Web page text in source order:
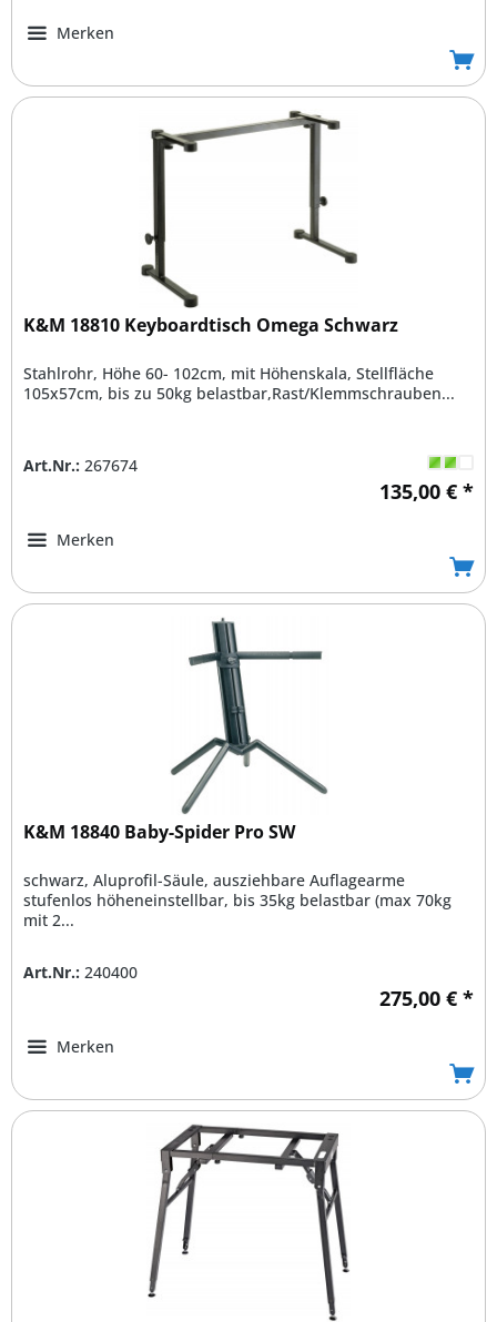
Merken
K&M 18810 Keyboardtisch Omega Schwarz
Stahlrohr, Höhe 60- 102cm, mit Höhenskala, Stellfläche
105x57cm, bis zu 50kg belastbar,Rast/Klemmschrauben...
Art.Nr.: 267674
135,00 € *
Merken
K&M 18840 Baby-Spider Pro SW
schwarz, Aluprofil-Säule, ausziehbare Auflagearme
stufenlos höheneinstellbar, bis 35kg belastbar (max 70kg
mit 2...
Art.Nr.: 240400
275,00 € *
Merken